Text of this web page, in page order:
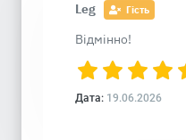
Leg Гість
Відмінно!
Дата: 19.06.2026